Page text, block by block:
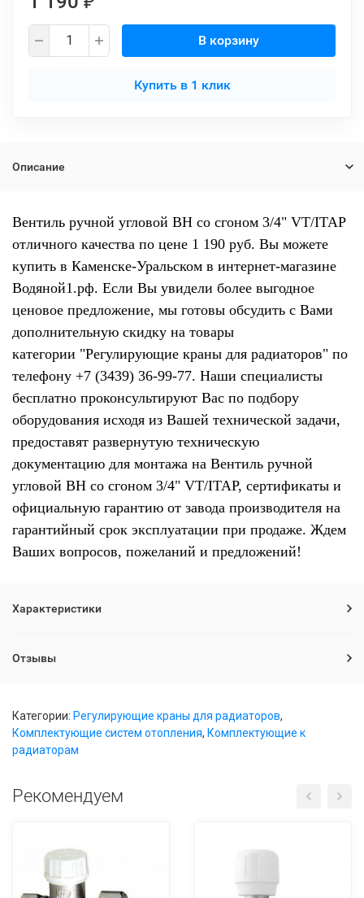
В корзину
Купить в 1 клик
Описание
Вентиль ручной угловой ВН со сгоном 3/4" VT/ITAP
отличного качества по цене 1 190 руб. Вы можете
купить в Каменске-Уральском в интернет-магазине
Водяной1.рф. Если Вы увидели более выгодное
ценовое предложение, мы готовы обсудить с Вами
дополнительную скидку на товары
категории "Регулирующие краны для радиаторов" по
телефону +7 (3439) 36-99-77. Наши специалисты
бесплатно проконсультируют Вас по подбору
оборудования исходя из Вашей технической задачи,
предоставят развернутую техническую
документацию для монтажа на Вентиль ручной
угловой ВН со сгоном 3/4" VT/ITAP, сертификаты и
официальную гарантию от завода производителя на
гарантийный срок эксплуатации при продаже. Ждем
Ваших вопросов, пожеланий и предложений!
Характеристики
Отзывы
Категории: Регулирующие краны для радиаторов,
Комплектующие систем отопления, Комплектующие к
радиаторам
Рекомендуем